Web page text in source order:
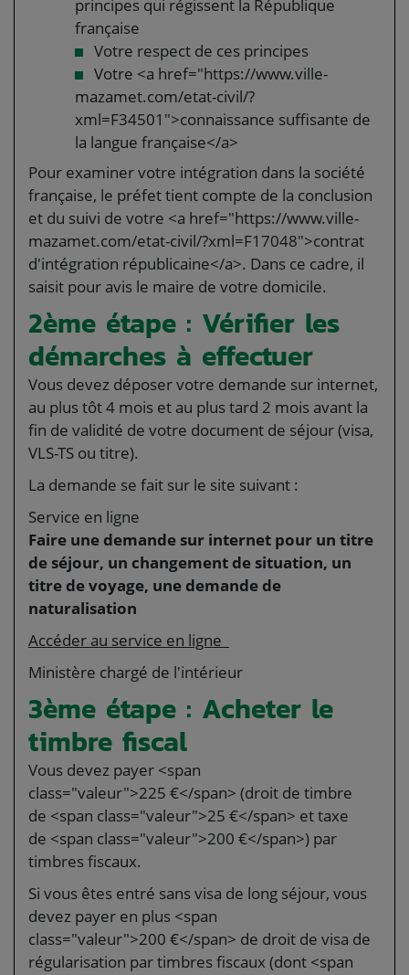
principes qui régissent la République
française
Votre respect de ces principes
Votre <a href="https://www.ville-
mazamet.com/etat-civil/?
xml=F34501">connaissance suffisante de
la langue française</a>
Pour examiner votre intégration dans la société
française, le préfet tient compte de la conclusion
et du suivi de votre <a href="https://www.ville-
mazamet.com/etat-civil/?xml=F17048">contrat
d'intégration républicaine</a>. Dans ce cadre, il
saisit pour avis le maire de votre domicile.
2ème étape : Vérifier les
démarches à effectuer
Vous devez déposer votre demande sur internet,
au plus tôt 4 mois et au plus tard 2 mois avant la
fin de validité de votre document de séjour (visa,
VLS-TS ou titre).
La demande se fait sur le site suivant :
Service en ligne
Faire une demande sur internet pour un titre
de séjour, un changement de situation, un
titre de voyage, une demande de
naturalisation
Accéder au service en ligne
Ministère chargé de l'intérieur
3ème étape : Acheter le
timbre fiscal
Vous devez payer <span
class="valeur">225 €</span> (droit de timbre
de <span class="valeur">25 €</span> et taxe
de <span class="valeur">200 €</span>) par
timbres fiscaux.
Si vous êtes entré sans visa de long séjour, vous
devez payer en plus <span
class="valeur">200 €</span> de droit de visa de
régularisation par timbres fiscaux (dont <span